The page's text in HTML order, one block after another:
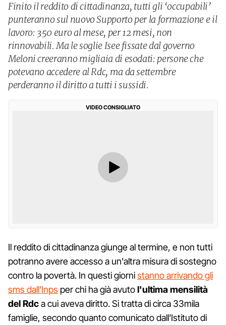
Finito il reddito di cittadinanza, tutti gli ‘occupabili’
punteranno sul nuovo Supporto per la formazione e il
lavoro: 350 euro al mese, per 12 mesi, non
rinnovabili. Ma le soglie Isee fissate dal governo
Meloni creeranno migliaia di esodati: persone che
potevano accedere al Rdc, ma da settembre
perderanno il diritto a tutti i sussidi.
VIDEO CONSIGLIATO
Il reddito di cittadinanza giunge al termine, e non tutti
potranno avere accesso a un'altra misura di sostegno
contro la povertà. In questi giornistanno arrivando gli
sms dall'Inps per chi ha già avutol'ultima mensilità
del Rdca cui aveva diritto. Si tratta di circa 33mila
famiglie, secondo quanto comunicato dall'Istituto di